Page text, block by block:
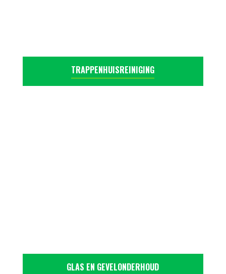
TRAPPENHUISREINIGING
GLAS EN GEVELONDERHOUD